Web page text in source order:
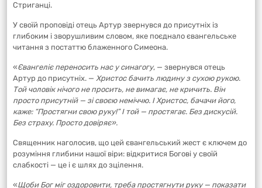
Стриганці.
У своїй проповіді отець Артур звернувся до присутніх із
глибоким і зворушливим словом, яке поєднало євангельське
читання з постаттю блаженного Симеона.
«Євангеліє переносить нас у синагогу, — звернувся отець
Артур до присутніх. — Христос бачить людину з сухою рукою.
Той чоловік нічого не просить, не вимагає, не кричить. Він
просто присутній — зі своєю неміччю. І Христос, бачачи його,
каже: “Простягни свою руку!” І той — простягає. Без дискусій.
Без страху. Просто довіряє».
Священник наголосив, що цей євангельський жест є ключем до
розуміння глибини нашої віри: відкритися Богові у своїй
слабкості — це і є шлях до зцілення.
«Щоби Бог міг оздоровити, треба простягнути руку — показати